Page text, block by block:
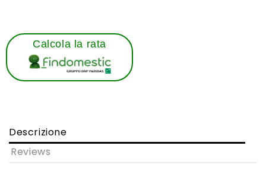
Calcola la rata
Descrizione
Reviews